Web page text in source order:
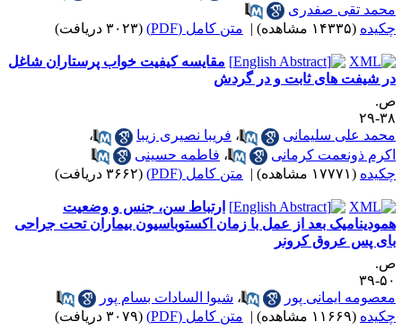
تقی صفدری
(۱۴۳۳۵ مشاهده) | متن کامل (PDF) (۳۰۲۳ دریافت)
مقایسه کیفیت خواب پرستاران شاغل
شیفت های ثابت و در گردش
۲۹
علی سلیمانی
،فریبا نصیری زیبا
،
ذونعمت کرمانی
،فاطمه حسینی
(۱۷۷۷۱ مشاهده) | متن کامل (PDF) (۳۶۶۲ دریافت)
ارتباط سن، جنس و وضعیت
بعد از عمل با زمان اکستوباسیون بیماران تحت جراحی
پس عروق کرونر
۳۹
ایمانی پور
،شیوا السادات بسام پور
(۱۱۶۶۹ مشاهده) | متن کامل (PDF) (۳۰۷۹ دریافت)